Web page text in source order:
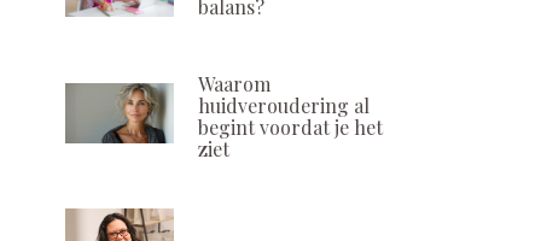
ontvangt award op
Congress
POSTED
ON
4 JULI, 2022
balans?
Waarom
huidveroudering al
begint voordat je het
ziet